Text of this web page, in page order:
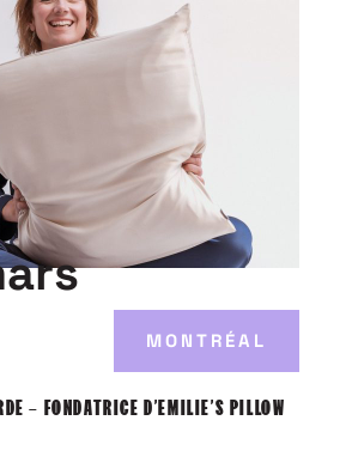
MONTRÉAL
– FONDATRICE D’EMILIE’S PILLOW